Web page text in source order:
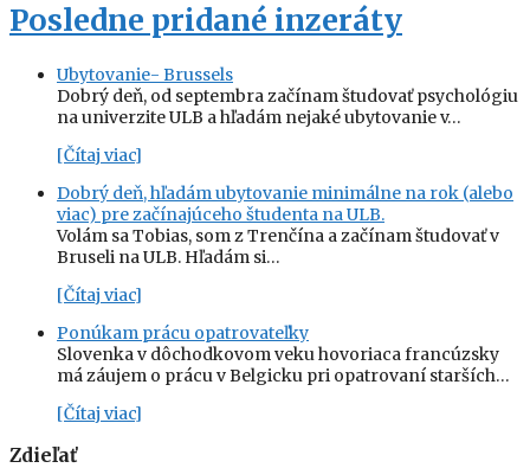
Posledne pridané inzeráty
Ubytovanie- Brussels
Dobrý deň, od septembra začínam študovať psychológiu
na univerzite ULB a hľadám nejaké ubytovanie v…
[Čítaj viac]
Dobrý deň, hľadám ubytovanie minimálne na rok (alebo
viac) pre začínajúceho študenta na ULB.
Volám sa Tobias, som z Trenčína a začínam študovať v
Bruseli na ULB. Hľadám si…
[Čítaj viac]
Ponúkam prácu opatrovateľky
Slovenka v dôchodkovom veku hovoriaca francúzsky
má záujem o prácu v Belgicku pri opatrovaní starších…
[Čítaj viac]
Zdieľať